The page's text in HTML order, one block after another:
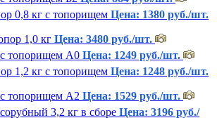
0,8 кг с топорищем Цена: 1380 руб./шт.
1,0 кг Цена: 3480 руб./шт.
топорищем А0 Цена: 1249 руб./шт.
1,2 кг с топорищем Цена: 1248 руб./шт.
топорищем А2 Цена: 1529 руб./шт.
3,2 кг в сборе Цена: 3196 руб./